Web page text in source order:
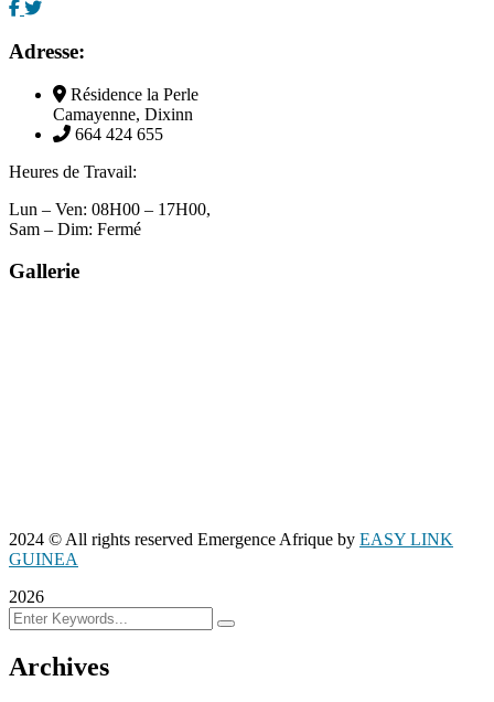
Adresse:
Résidence la Perle
Camayenne, Dixinn
664 424 655
Heures de Travail:
Lun – Ven: 08H00 – 17H00,
Sam – Dim: Fermé
Gallerie
2024 © All rights reserved Emergence Afrique by EASY LINK
GUINEA
2026
Archives